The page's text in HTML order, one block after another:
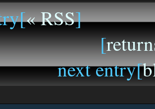
« RSS]
[
next entry[